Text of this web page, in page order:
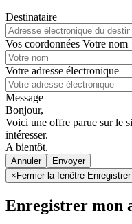
Destinataire
Vos coordonnées Votre nom
Votre adresse électronique
Message
Bonjour,
Voici une offre parue sur le
intéresser.
A bientôt.
Annuler
× Fermer la fenêtre
Enregistrer mon